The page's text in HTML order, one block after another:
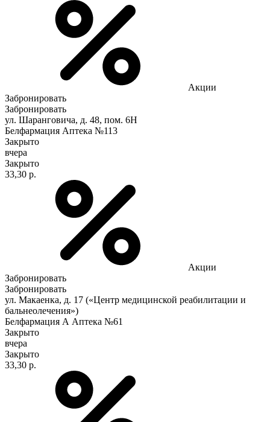
Акции
Забронировать
Забронировать
ул. Шаранговича, д. 48, пом. 6Н
Белфармация Аптека №113
Закрыто
вчера
Закрыто
33,30 р.
Акции
Забронировать
Забронировать
ул. Макаенка, д. 17 («Центр медицинской реабилитации и
бальнеолечения»)
Белфармация А Аптека №61
Закрыто
вчера
Закрыто
33,30 р.